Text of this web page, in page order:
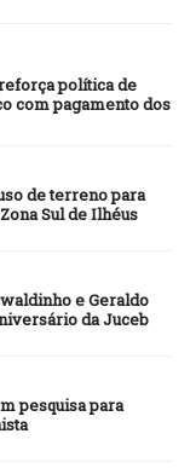
política de
com pagamento dos
de terreno para
Sul de Ilhéus
e Geraldo
da Juceb
pesquisa para